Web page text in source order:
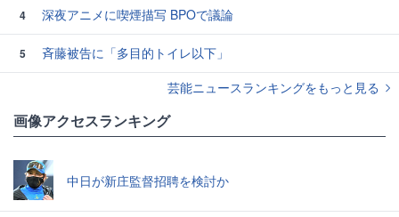
4 深夜アニメに喫煙描写 BPOで議論
5
斉藤被告に「多目的トイレ以下」
芸能ニュースランキングをもっと見る
画像アクセスランキング
中日が新庄監督招聘を検討か